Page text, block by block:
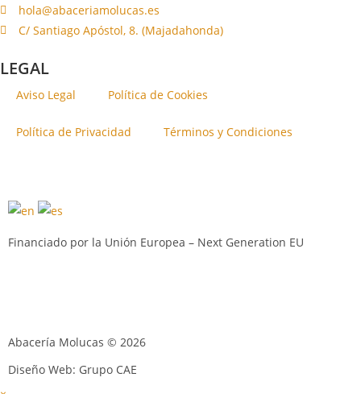
hola@abaceriamolucas.es
C/ Santiago Apóstol, 8. (Majadahonda)
LEGAL
Aviso Legal Política de Cookies
Política de Privacidad Términos y Condiciones
Financiado por la Unión Europea – Next Generation EU
Abacería Molucas © 2026
Diseño Web: Grupo CAE